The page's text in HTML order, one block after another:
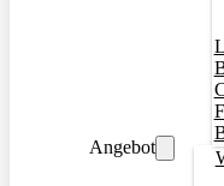
Angebot